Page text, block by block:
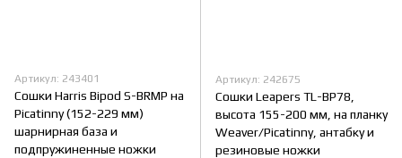
Артикул: 243401
Сошки Harris Bipod S-BRMP на
Picatinny (152-229 мм)
шарнирная база и
подпружиненные ножки
Артикул: 242675
Сошки Leapers TL-BP78,
высота 155-200 мм, на планку
Weaver/Picatinny, антабку и
резиновые ножки